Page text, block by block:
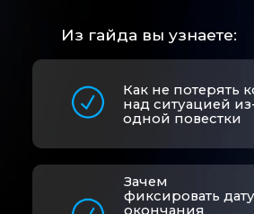
окончания
отсрочки и что
будет после
приобщать медицинские
документы для получения
военного билета по
здоровью